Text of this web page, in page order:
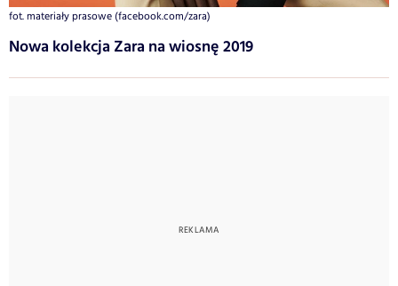
fot. materiały prasowe (facebook.com/zara)
Nowa kolekcja Zara na wiosnę 2019